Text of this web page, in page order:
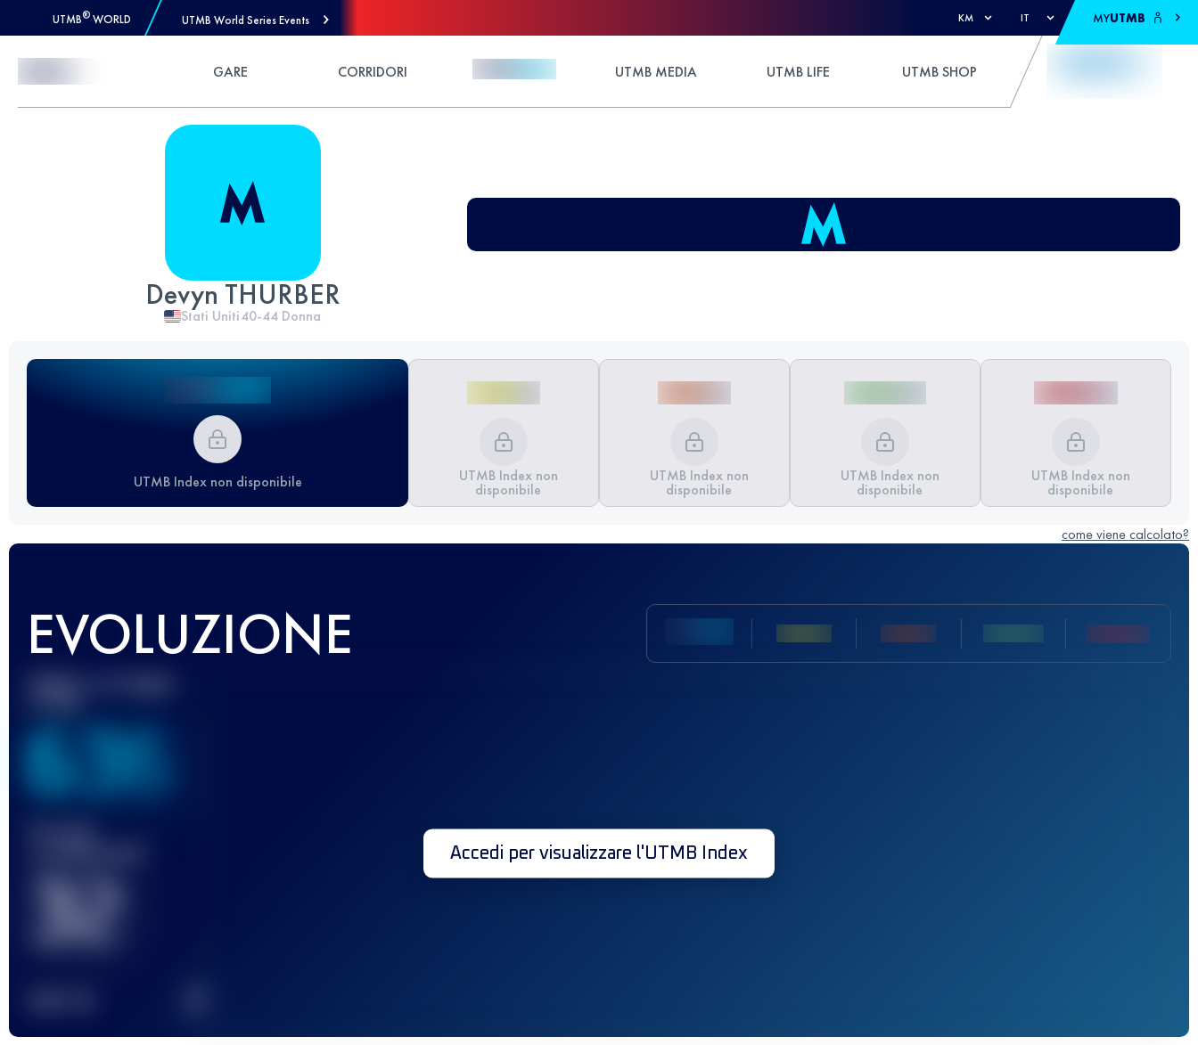
UTMB® WORLD UTMB World Series Events KM IT MYUTMB
GARE CORRIDORI UTMB MEDIA UTMB LIFE UTMB SHOP
Devyn THURBER
Stati Uniti40-44 Donna
UTMB Index non disponibile UTMB Index non
disponibile
UTMB Index non
disponibile
UTMB Index non
disponibile
UTMB Index non
disponibile
come viene calcolato?
EVOLUZIONE
Miglior punteggio
636
Gara(e)
32
Accedi per visualizzare l'UTMB Index